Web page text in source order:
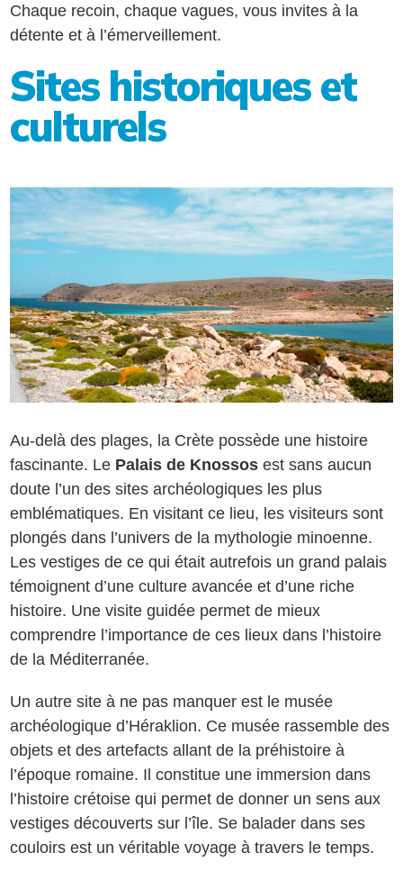
Chaque recoin, chaque vagues, vous invites à la
détente et à l’émerveillement.
Sites historiques et
culturels
Au-delà des plages, la Crète possède une histoire
fascinante. Le Palais de Knossos est sans aucun
doute l’un des sites archéologiques les plus
emblématiques. En visitant ce lieu, les visiteurs sont
plongés dans l’univers de la mythologie minoenne.
Les vestiges de ce qui était autrefois un grand palais
témoignent d’une culture avancée et d’une riche
histoire. Une visite guidée permet de mieux
comprendre l’importance de ces lieux dans l’histoire
de la Méditerranée.
Un autre site à ne pas manquer est le musée
archéologique d’Héraklion. Ce musée rassemble des
objets et des artefacts allant de la préhistoire à
l’époque romaine. Il constitue une immersion dans
l’histoire crétoise qui permet de donner un sens aux
vestiges découverts sur l’île. Se balader dans ses
couloirs est un véritable voyage à travers le temps.